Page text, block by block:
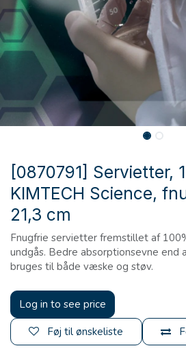
[0870791] Servietter,
KIMTECH Science,
21,3 cm
Fnugfrie servietter fremstillet af
undgås. Bedre absorptionsevne end
bruges til både væske og støv.
Log in to see price
Føj til ønskeliste